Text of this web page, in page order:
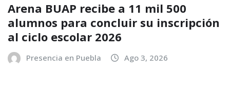
Arena BUAP recibe a 11 mil 500
alumnos para concluir su inscripción
al ciclo escolar 2026
Presencia en Puebla Ago 3, 2026